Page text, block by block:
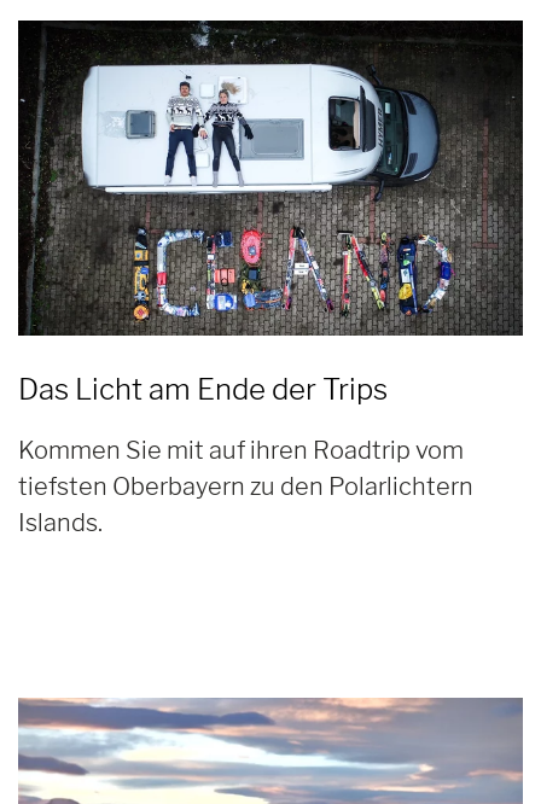
Das Licht am Ende der Trips
Kommen Sie mit auf ihren Roadtrip vom
tiefsten Oberbayern zu den Polarlichtern
Islands.